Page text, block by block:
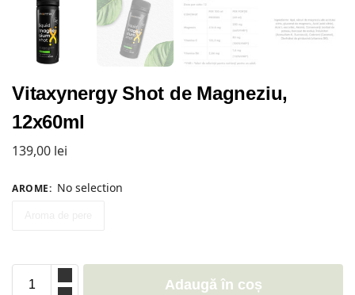
Vitaxynergy Shot de Magneziu,
12x60ml
139,00 lei
AROME: No selection
Adaugă în coș